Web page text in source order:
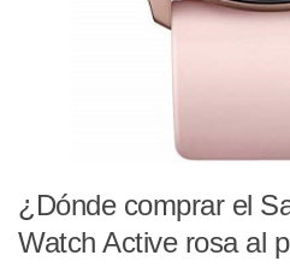
¿Dónde comprar el
Watch Active rosa al